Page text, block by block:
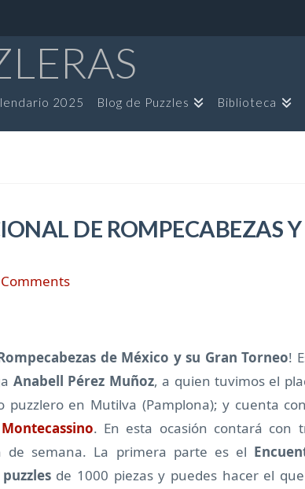
2025 Blog de Puzzles Biblioteca
DE ROMPECABEZAS Y
de México y su Gran Torneo!
Anabell Pérez Muñoz, a quien tuvimos el
en Mutilva (Pamplona); y cuenta
Montecassino. En esta ocasión contará con
de semana. La primera parte es el
puzzlesde 1000 piezas y puedes hacer el